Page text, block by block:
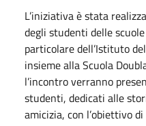
L’iniziativa è stata
degli studenti delle
particolare dell’Istituto
insieme allaScuola
l’incontro verranno
studenti, dedicati alle
amicizia, con l’obiettivo